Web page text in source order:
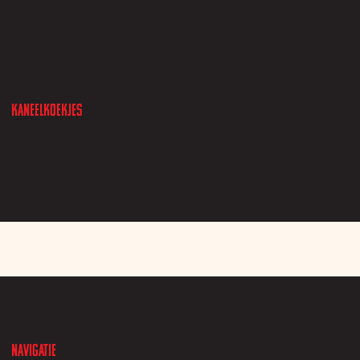
Kaneelkoekjes
Navigatie